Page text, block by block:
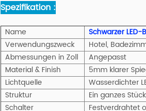
Spezifikation :
Name
Schwarzer
Verwendungszweck
Hotel,
Abmessungen in Zoll
Angepasst
Material & Finish
5mm klarer
Lichtquelle
Wasserdichter
Struktur
Ein ganzes Stück
Schalter
Festverdrahtet